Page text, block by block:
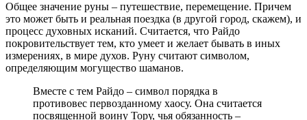
Общее значение руны – путешествие, перемещение. Причем
это может быть и реальная поездка (в другой город, скажем), и
процесс духовных исканий. Считается, что Райдо
покровительствует тем, кто умеет и желает бывать в иных
измерениях, в мире духов. Руну считают символом,
определяющим могущество шаманов.
Вместе с тем Райдо – символ порядка в
противовес первозданному хаосу. Она считается
посвященной воину Тору, чья обязанность –